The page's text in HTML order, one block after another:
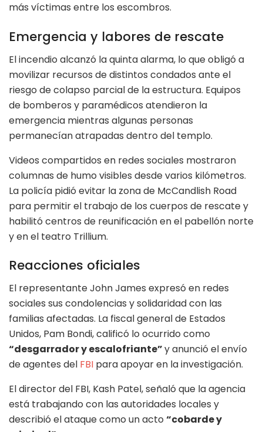
más víctimas entre los escombros.
Emergencia y labores de rescate
El incendio alcanzó la quinta alarma, lo que obligó a
movilizar recursos de distintos condados ante el
riesgo de colapso parcial de la estructura. Equipos
de bomberos y paramédicos atendieron la
emergencia mientras algunas personas
permanecían atrapadas dentro del templo.
Videos compartidos en redes sociales mostraron
columnas de humo visibles desde varios kilómetros.
La policía pidió evitar la zona de McCandlish Road
para permitir el trabajo de los cuerpos de rescate y
habilitó centros de reunificación en el pabellón norte
y en el teatro Trillium.
Reacciones oficiales
El representante John James expresó en redes
sociales sus condolencias y solidaridad con las
familias afectadas. La fiscal general de Estados
Unidos, Pam Bondi, calificó lo ocurrido como
“desgarrador y escalofriante”y anunció el envío
de agentes del FBI para apoyar en la investigación.
El director del FBI, Kash Patel, señaló que la agencia
está trabajando con las autoridades locales y
describió el ataque como un acto “cobarde y